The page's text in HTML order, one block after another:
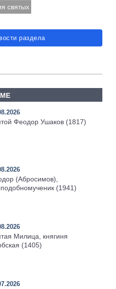
святых
раздела
Святой Феодор Ушаков (1817)
преподобномученик (1941)
княгиня
(1405)